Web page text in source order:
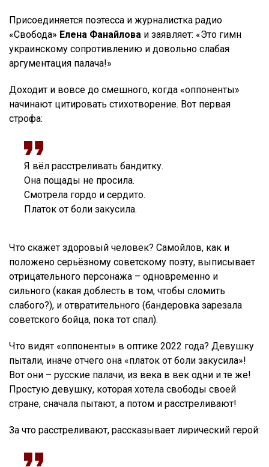
Присоединяется поэтесса и журналистка радио
«Свобода» Елена Фанайлова и заявляет: «Это гимн
украинскому сопротивлению и довольно слабая
аргументация палача!»
Доходит и вовсе до смешного, когда «оппоненты»
начинают цитировать стихотворение. Вот первая
строфа:
Я вёл расстреливать бандитку.
Она пощады не просила.
Смотрела гордо и сердито.
Платок от боли закусила.
Что скажет здоровый человек? Самойлов, как и
положено серьёзному советскому поэту, выписывает
отрицательного персонажа – одновременно и
сильного (какая доблесть в том, чтобы сломить
слабого?), и отвратительного (бандеровка зарезала
советского бойца, пока тот спал).
Что видят «оппоненты» в оптике 2022 года? Девушку
пытали, иначе отчего она «платок от боли закусила»!
Вот они – русские палачи, из века в век одни и те же!
Простую девушку, которая хотела свободы своей
стране, сначала пытают, а потом и расстреливают!
За что расстреливают, рассказывает лирический герой: